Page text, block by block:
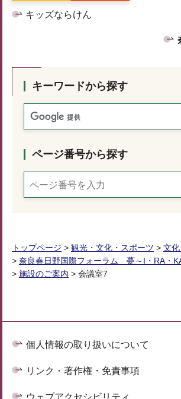
キッズならけん
キーワードから探す
ページ番号から探す
トップページ > 観光・文化・スポーツ > 文
> 奈良春日野国際フォーラム 甍～I・RA・
> 施設のご案内 > 会議室7
個人情報の取り扱いについて
リンク・著作権・免責事項